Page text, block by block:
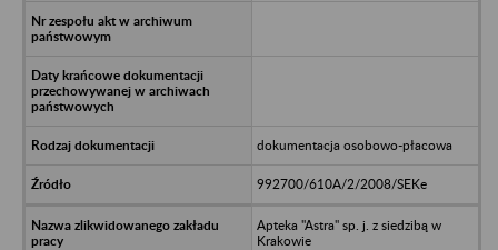
dokumentacja osobowo-płacowa
992700/610A/2/2008/SEKe
Apteka "Astra" sp. j. z siedzibą w
Krakowie